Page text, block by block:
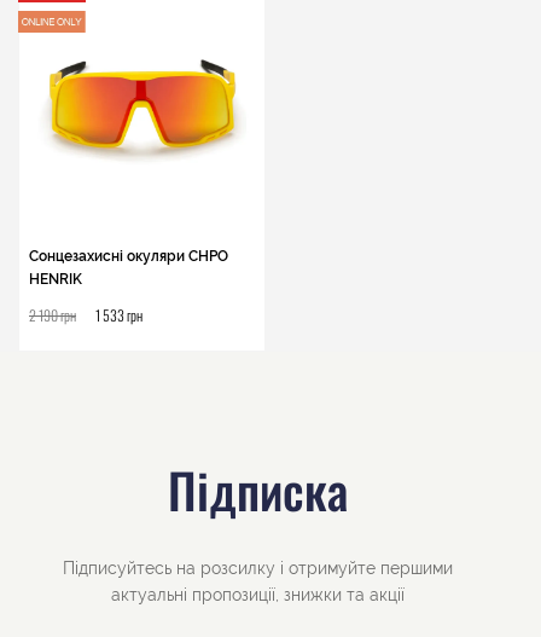
Сонцезахисні окуляри CHPO
HENRIK
1 533 грн
2 190 грн
Підписка
Підписуйтесь на розсилку і отримуйте першими
актуальні пропозиції, знижки та акції